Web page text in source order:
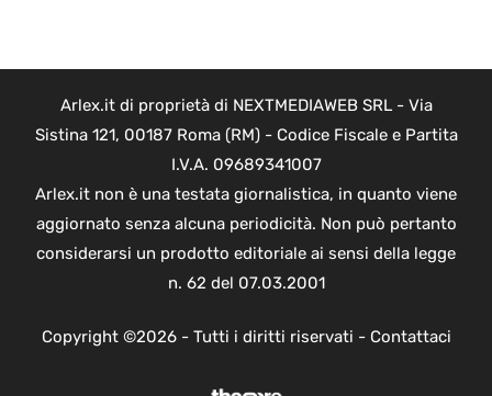
Arlex.it di proprietà di NEXTMEDIAWEB SRL - Via
Sistina 121, 00187 Roma (RM) - Codice Fiscale e Partita
I.V.A. 09689341007
Arlex.it non è una testata giornalistica, in quanto viene
aggiornato senza alcuna periodicità. Non può pertanto
considerarsi un prodotto editoriale ai sensi della legge
n. 62 del 07.03.2001
Copyright ©2026 - Tutti i diritti riservati - Contattaci